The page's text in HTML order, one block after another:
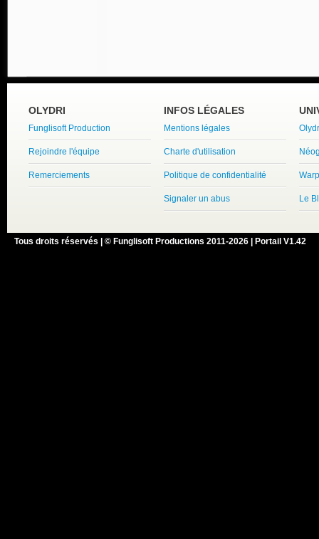
OLYDRI
Funglisoft Production
Rejoindre l'équipe
Remerciements
INFOS LÉGALES
Mentions légales
Charte d'utilisation
Politique de confidentialité
Signaler un abus Le
Tous droits réservés | © Funglisoft Productions 2011-2026 | Portail V1.42